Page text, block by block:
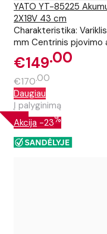
YATO YT-85225
2X18V 43 cm
Charakteristika:
mm Centrinis pjovimo
€149 00
€170 00
Daugiau
Į palyginimą
Akcija -23%